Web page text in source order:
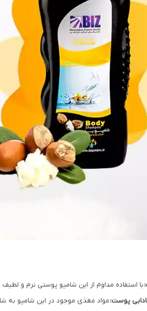
با استفاده مداوم از این شامپو پوستی نرم و
پوست:مواد مغذی موجود در این شامپو به